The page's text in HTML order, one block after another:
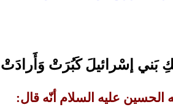
الحسين عليه السلام أنّه قال: